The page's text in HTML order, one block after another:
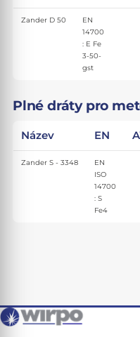
Zander D 50
EN
14700
: E Fe
3-50-
gst
Plné dráty pro
Název EN
Zander S - 3348
EN
ISO
14700
: S
Fe4